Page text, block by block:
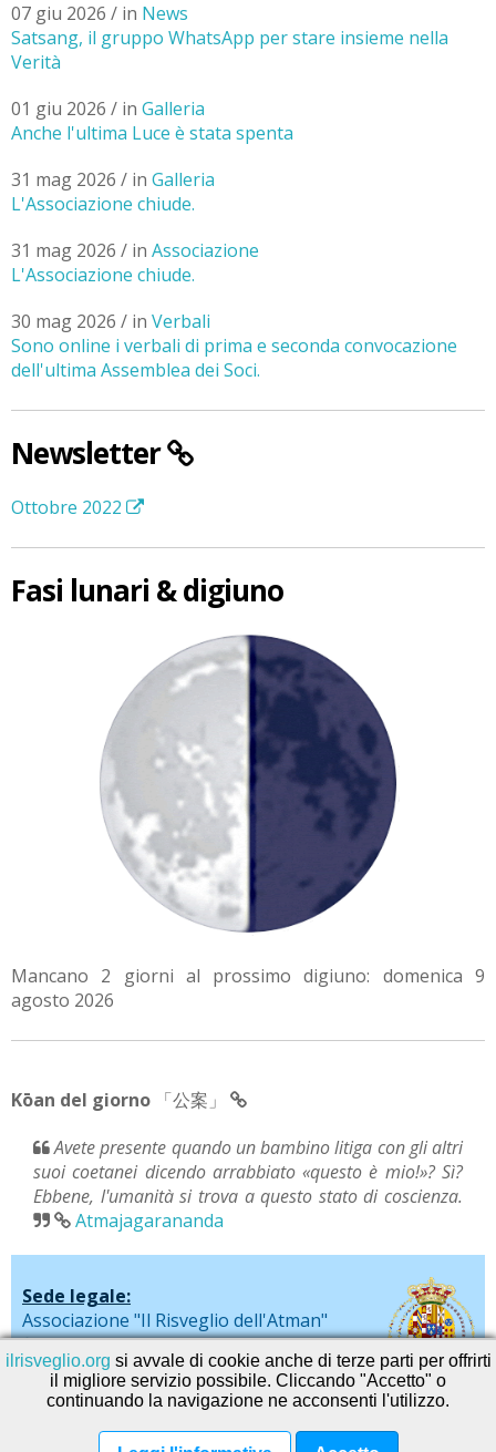
07 giu 2026 / in News
Satsang, il gruppo WhatsApp per stare insieme nella
Verità
01 giu 2026 / in Galleria
Anche l'ultima Luce è stata spenta
31 mag 2026 / in Galleria
L'Associazione chiude.
31 mag 2026 / in Associazione
L'Associazione chiude.
30 mag 2026 / in Verbali
Sono online i verbali di prima e seconda convocazione
dell'ultima Assemblea dei Soci.
Newsletter
Ottobre 2022
Fasi lunari & digiuno
Mancano 2 giorni al prossimo digiuno: domenica 9
agosto 2026
Kōan del giorno 「公案」
Avete presente quando un bambino litiga con gli altri
suoi coetanei dicendo arrabbiato «questo è mio!»? Sì?
Ebbene, l'umanità si trova a questo stato di coscienza.
Atmajagarananda
Sede legale:
Associazione "Il Risveglio dell'Atman"
via De Liguori, 20 - Sarno (SA)
SEVAservice software
ilrisveglio.org si avvale di cookie anche di terze parti per offrirti
il migliore servizio possibile. Cliccando "Accetto" o
continuando la navigazione ne acconsenti l'utilizzo.